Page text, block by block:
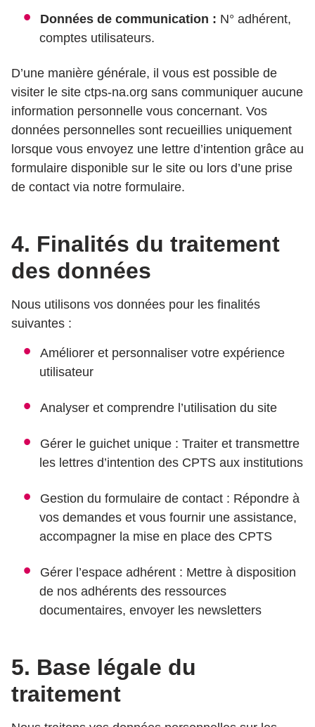
Données de communication : N° adhérent,
comptes utilisateurs.
D’une manière générale, il vous est possible de
visiter le site ctps-na.org sans communiquer aucune
information personnelle vous concernant. Vos
données personnelles sont recueillies uniquement
lorsque vous envoyez une lettre d’intention grâce au
formulaire disponible sur le site ou lors d’une prise
de contact via notre formulaire.
4. Finalités du traitement
des données
Nous utilisons vos données pour les finalités
suivantes :
Améliorer et personnaliser votre expérience
utilisateur
Analyser et comprendre l’utilisation du site
Gérer le guichet unique : Traiter et transmettre
les lettres d’intention des CPTS aux institutions
Gestion du formulaire de contact : Répondre à
vos demandes et vous fournir une assistance,
accompagner la mise en place des CPTS
Gérer l’espace adhérent : Mettre à disposition
de nos adhérents des ressources
documentaires, envoyer les newsletters
5. Base légale du
traitement